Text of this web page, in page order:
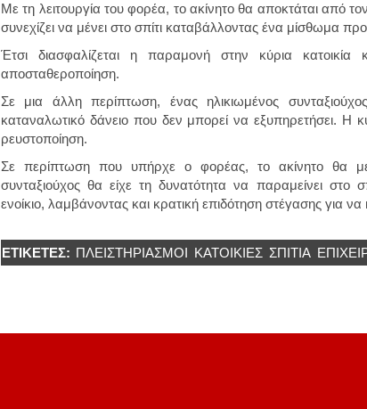
Με τη λειτουργία του φορέα, το ακίνητο θα αποκτάται από
συνεχίζει να μένει στο σπίτι καταβάλλοντας ένα μίσθωμα
Έτσι διασφαλίζεται η παραμονή στην κύρια κατοικία
αποσταθεροποίηση.
Σε μια άλλη περίπτωση, ένας ηλικιωμένος
καταναλωτικό δάνειο που δεν μπορεί να εξυπηρετήσει. Η
ρευστοποίηση.
Σε περίπτωση που υπήρχε ο φορέας, το ακίνητο θα
συνταξιούχος θα είχε τη δυνατότητα να παραμείνει στο
ενοίκιο, λαμβάνοντας και κρατική επιδότηση στέγασης για
ΕΤΙΚΈΤΕΣ: ΠΛΕΙΣΤΗΡΙΑΣΜΟΙ ΚΑΤΟΙΚΙΕΣ ΣΠΙΤΙΑ